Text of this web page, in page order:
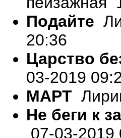
Подайте
20:36
Царство
03-2019
МАРТ
Не беги к
07-03-2019